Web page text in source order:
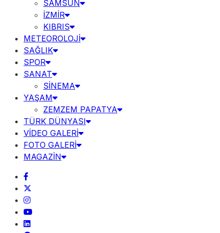
SAMSUN
İZMİR
KIBRIS
METEOROLOJİ
SAĞLIK
SPOR
SANAT
SİNEMA
YAŞAM
ZEMZEM PAPATYA
TÜRK DÜNYASI
VİDEO GALERİ
FOTO GALERİ
MAGAZİN